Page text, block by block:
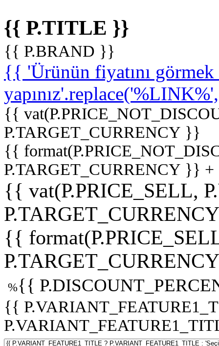
{{ P.TITLE }}
{{ P.BRAND }}
{{ 'Ürünün fiyatını
{{
P.TARGET_CURRENCY }}
{{
P.TARGET_CURRENCY }}
{{ vat(P.PRICE_SELL,
{{
%{{
{{